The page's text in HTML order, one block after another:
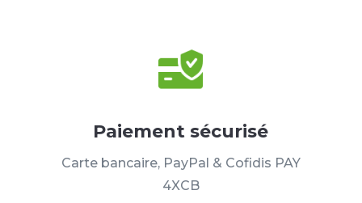
Paiement sécurisé
Carte bancaire, PayPal & Cofidis PAY
4XCB